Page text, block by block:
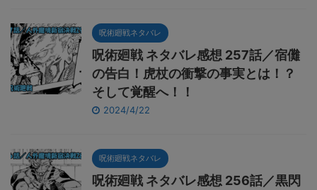
呪術廻戦ネタバレ
呪術廻戦 ネタバレ感想 257話／宿儺
の告白！虎杖の衝撃の事実とは！？
そして覚醒へ！！
2024/4/22
呪術廻戦ネタバレ
呪術廻戦 ネタバレ感想 256話／黒閃